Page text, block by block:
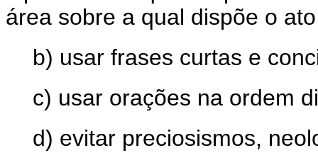
área sobre a qual dispõe o
b) usar frases curtas e
c) usar orações na ordem
d) evitar preciosismos,